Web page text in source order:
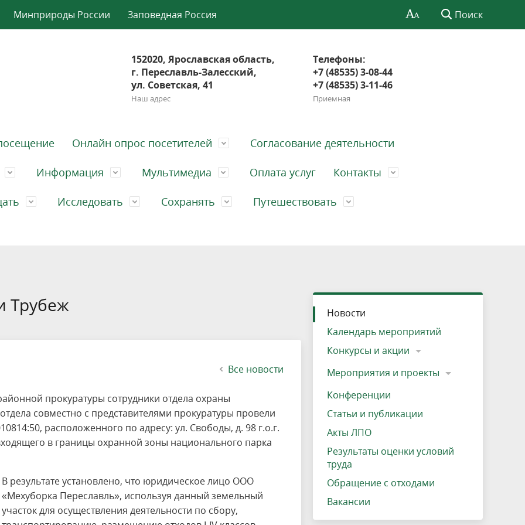
Минприроды России Заповедная Россия Поиск
152020, Ярославская область,
г. Переславль-Залесский,
ул. Советская, 41
Наш адрес
Телефоны:
+7 (48535) 3-08-44
+7 (48535) 3-11-46
Приемная
парка
Озеро Плещеево
Вакансии
Онлайн опрос посетителей Согласование деятельности
карта
Экологические тропы и туристские
маршруты
на озере Зоны для парусного спорта
саженцев
Прокат велосипедов
Адрес, телефон, схема проезда
Информация
Результаты оценки условий труда
Мультимедиа Оплата услуг Контакты
карта
Интерактивная карта
Исследовать Сохранять
Кадастр объектов животного мира, не
отнесенных к объектам охоты
Интерактивная карта
Путешествовать
Трубеж
Все новости
прокуратуры сотрудники отдела охраны
совместно с представителями прокуратуры провели
расположенного по адресу: ул. Свободы, д. 98 г.о.г.
в границы охранной зоны национального парка
В результате установлено, что юридическое лицо ООО
«Мехуборка Переславль», используя данный земельный
участок для осуществления деятельности по сбору,
Новости
Календарь мероприятий
Конкурсы и акции
Мероприятия и проекты
Конференции
Статьи и публикации
Акты ЛПО
Результаты оценки условий
труда
Обращение с отходами
Вакансии